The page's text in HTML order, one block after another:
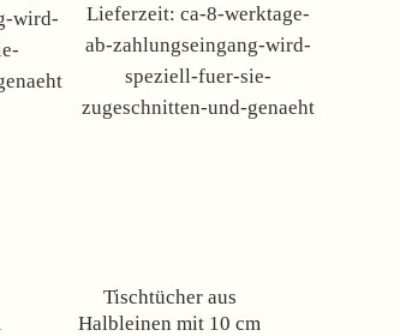
wird-
Lieferzeit: ca-8-werktage-
ab-zahlungseingang-wird-
speziell-fuer-sie-
zugeschnitten-und-genaeht
Tischtücher aus
Halbleinen mit 10 cm